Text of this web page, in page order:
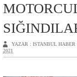
YAZAR : ISTANBUL HABER
2021